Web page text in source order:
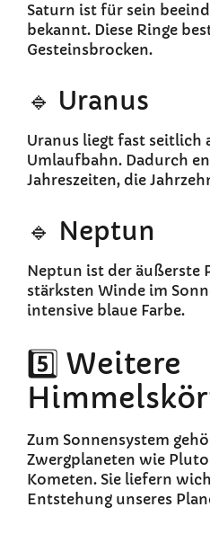
Saturn ist für sein
bekannt. Diese Ringe
Gesteinsbrocken.
🔹 Uranus
Uranus liegt fast seitlich
Umlaufbahn. Dadurch
Jahreszeiten, die
🔹 Neptun
Neptun ist der äußerste
stärksten Winde im
intensive blaue Farbe.
5️⃣ Weitere
Zum Sonnensystem
Zwergplaneten wie
Kometen. Sie liefern
Entstehung unseres